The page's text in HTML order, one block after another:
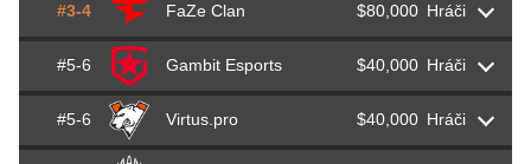
Valeriyb1t Vakhovskiy
IlyaPerfectoZalutskiy
Oleksandr s1mpleKostyliev
Nemanja huNter-Kovač
NikolaNiKoKovač
AudricJACKZJug
EmilMagiskReif
Andreas Xyp9xHøjsleth
PeterdupreehRasmussen
#3-4 FaZe Clan $80,000 Hráči
FinnkarriganAndersen
HelvijsbrokySaukants
#5-6 Gambit Esports $40,000 Hráči
AbayHObbitKhasenov
#5-6 Virtus.pro $40,000 Hráči